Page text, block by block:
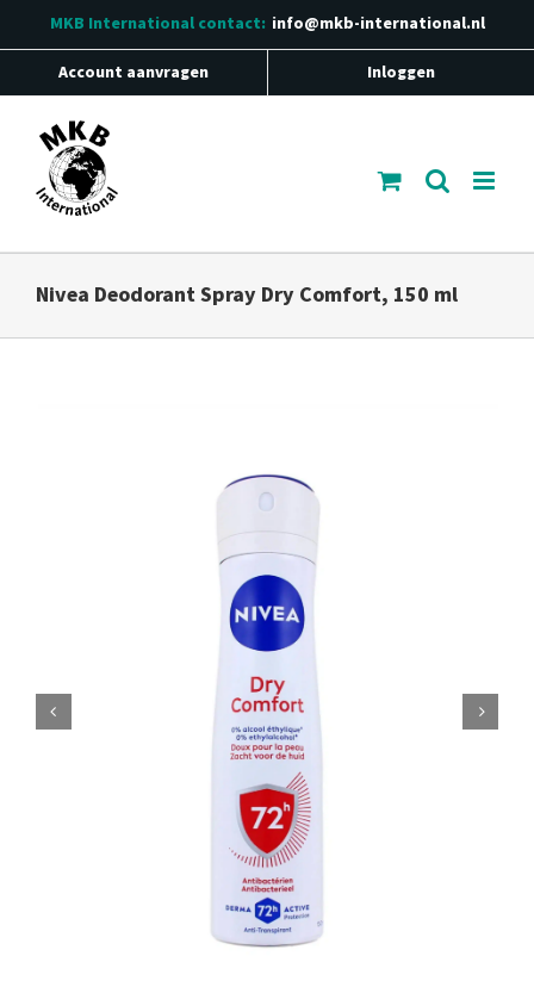
inhoud
MKB Internationalcontact: info@mkb-international.nl
Account aanvragen Inloggen
Nivea Deodorant Spray Dry Comfort, 150 ml